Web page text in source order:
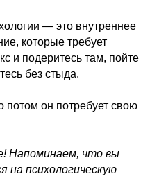
— это внутреннее
которые требует
и подеритесь там, пойте
без стыда.
потом он потребует свою
Напоминаем, что вы
на психологическую